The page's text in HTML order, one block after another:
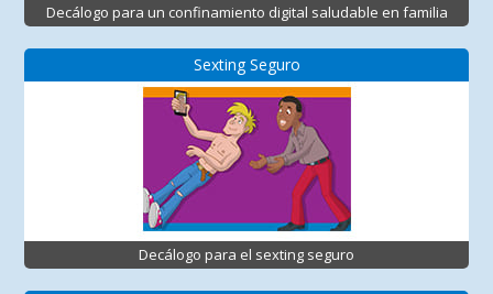
Decálogo para un confinamiento digital saludable en familia
Sexting Seguro
Decálogo para el sexting seguro